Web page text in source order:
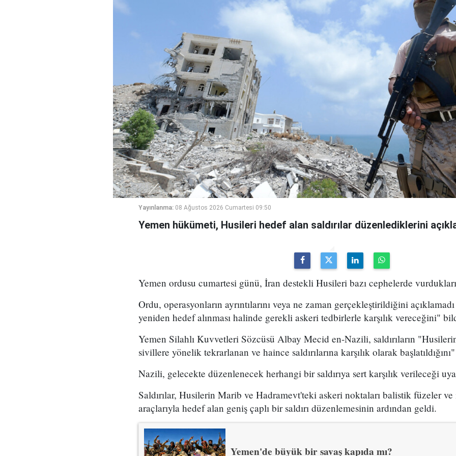
Yayınlanma: 08 Ağustos 2026 Cumartesi 09:50
Yemen hükümeti, Husileri hedef alan saldırılar düzenlediklerini
Yemen ordusu cumartesi günü, İran destekli Husileri bazı cephelerde
Ordu, operasyonların ayrıntılarını veya ne zaman gerçekleştirildiğini
yeniden hedef alınması halinde gerekli askeri tedbirlerle karşılık vereceğini"
Yemen Silahlı Kuvvetleri Sözcüsü Albay Mecid en-Nazili, saldırıların
sivillere yönelik tekrarlanan ve haince saldırılarına karşılık olarak
Nazili, gelecekte düzenlenecek herhangi bir saldırıya sert karşılık verileceği
Saldırılar, Husilerin Marib ve Hadramevt'teki askeri noktaları balistik füzeler ve
araçlarıyla hedef alan geniş çaplı bir saldırı düzenlemesinin ardından geldi.
Yemen'de büyük bir savaş kapıda mı?